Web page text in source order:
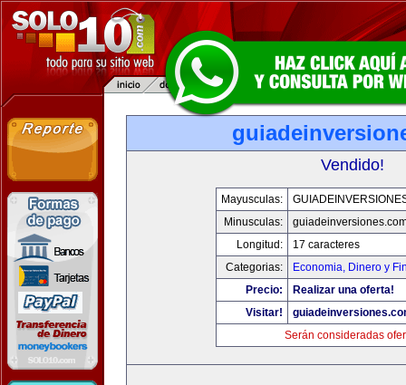
Vendido!
Mayusculas:
Minusculas:
Longitud:
17 caracteres
Categorias:
Economia, Dinero y
Precio:
Realizar una oferta!
Visitar!
Serán consideradas